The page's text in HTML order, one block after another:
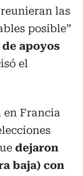
las
posible”
apoyos
el
Francia
dejaron
baja) con